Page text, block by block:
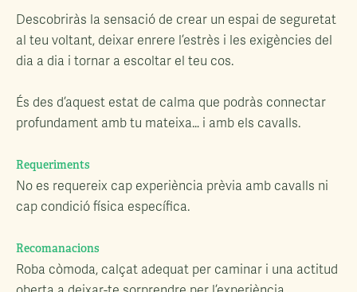
Descobriràs la sensació de crear un espai de seguretat
al teu voltant, deixar enrere l’estrès i les exigències del
dia a dia i tornar a escoltar el teu cos.
És des d’aquest estat de calma que podràs connectar
profundament amb tu mateixa… i amb els cavalls.
Requeriments
No es requereix cap experiència prèvia amb cavalls ni
cap condició física específica.
Recomanacions
Roba còmoda, calçat adequat per caminar i una actitud